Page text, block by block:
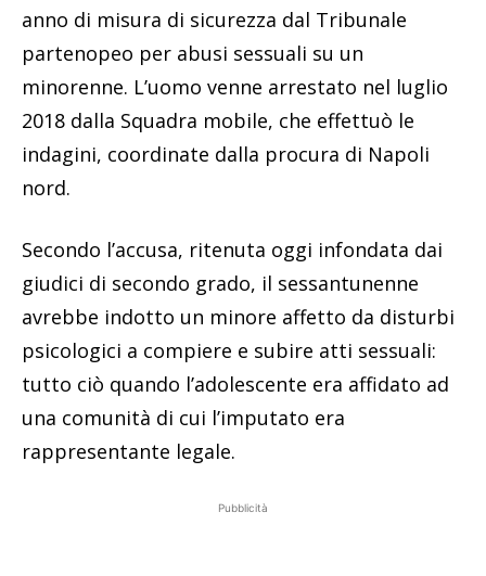
anno di misura di sicurezza dal Tribunale
partenopeo per abusi sessuali su un
minorenne. L’uomo venne arrestato nel luglio
2018 dalla Squadra mobile, che effettuò le
indagini, coordinate dalla procura di Napoli
nord.
Secondo l’accusa, ritenuta oggi infondata dai
giudici di secondo grado, il sessantunenne
avrebbe indotto un minore affetto da disturbi
psicologici a compiere e subire atti sessuali:
tutto ciò quando l’adolescente era affidato ad
una comunità di cui l’imputato era
rappresentante legale.
Pubblicità